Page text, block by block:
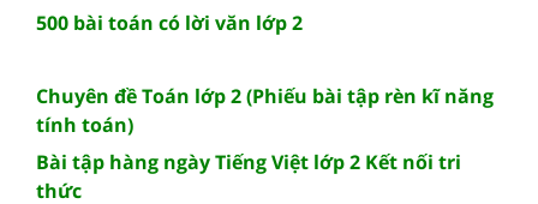
500 bài toán có lời văn lớp 2
Chuyên đề Toán lớp 2 (Phiếu bài tập rèn kĩ năng
tính toán)
Bài tập hàng ngày Tiếng Việt lớp 2 Kết nối tri
thức